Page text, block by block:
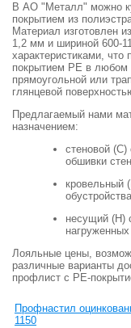
В АО "Металл" можно
покрытием из
Материал изготовлен
1,2 мм и шириной 600-
характеристиками, что
покрытием РЕ в любом
прямоугольной или
глянцевой
Предлагаемый нами
назначением:
стеновой
обшивки
кровельный
несущий (Н)
нагруженных
Лояльные цены,
различные варианты
профлист с РЕ-
Профнастил
1150